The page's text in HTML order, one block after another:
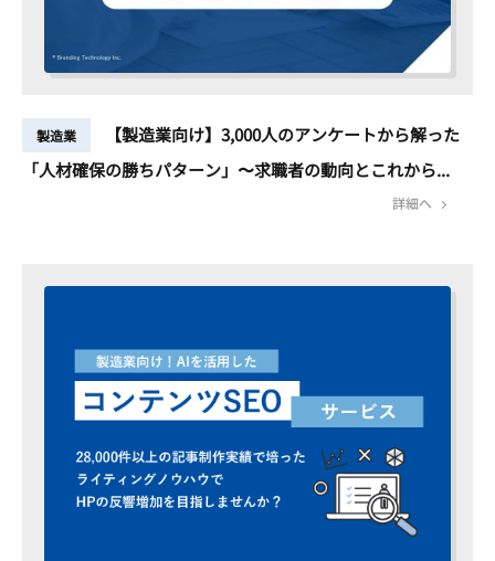
製造業
【製造業向け】3,000人のアンケートから解った
「人材確保の勝ちパターン」〜求職者の動向とこれから...
詳細へ